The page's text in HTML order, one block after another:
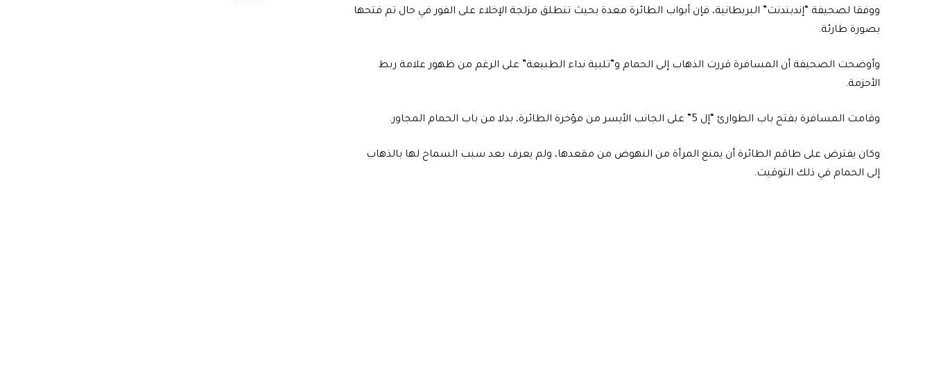
ووفقا لصحيفة “إندبندنت” البريطانية، فإن أبواب الطائرة معدة بحيث تنطلق مزلجة الإخلاء على الفور في حال تم فتحها
بصورة طارئة.
وأوضحت الصحيفة أن المسافرة قررت الذهاب إلى الحمام و”تلبية نداء الطبيعة” على الرغم من ظهور علامة ربط
الأحزمة.
وقامت المسافرة بفتح باب الطوارئ “إل 5” على الجانب الأيسر من مؤخرة الطائرة، بدلا من باب الحمام المجاور.
وكان يفترض على طاقم الطائرة أن يمنع المرأة من النهوض من مقعدها، ولم يعرف بعد سبب السماح لها بالذهاب
إلى الحمام في ذلك التوقيت.